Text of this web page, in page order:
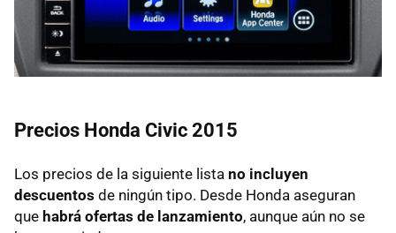
Precios Honda Civic 2015
Los precios de la siguiente lista no incluyen
descuentos de ningún tipo. Desde Honda aseguran
que habrá ofertas de lanzamiento, aunque aún no se